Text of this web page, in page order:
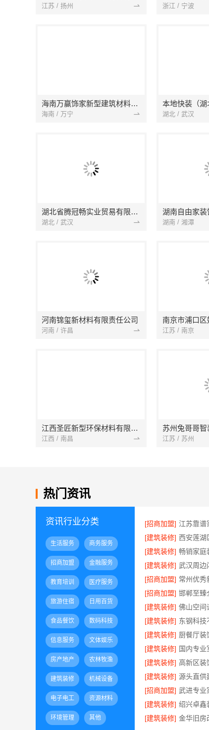
江苏 / 扬州 浙江 / 宁波
海南万赢饰家新型建筑材料有限公司
海南 / 万宁 湖北 / 武汉
湖北省腾冠畅实业贸易有限公司
湖北 / 武汉
湖南自由家装
湖南 / 湘潭
河南锦玺新材料有限责任公司
河南 / 许昌 江苏 / 南京
江西圣匠新型环保材料有限公司
江西 / 南昌 江苏 / 苏州
热门资讯
资讯行业分类
生活服务 商务服务
招商加盟 金融服务
教育培训 医疗服务
旅游住宿 日用百货
食品餐饮 数码科技
信息服务 文体娱乐
房产地产 农林牧渔
建筑装修 机械设备
电子电工 资源材料
环境管理 其他
[招商加盟]
[建筑装修]
[建筑装修]
[建筑装修]
[招商加盟]
[招商加盟]
[建筑装修]
[建筑装修]
[建筑装修]
[建筑装修]
[建筑装修]
[建筑装修]
[招商加盟]
[建筑装修]
[建筑装修]